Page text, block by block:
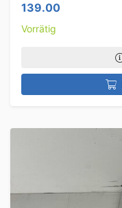
139.00
Vorrätig